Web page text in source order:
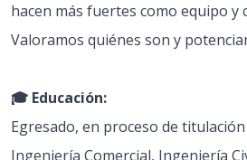
hacen más fuertes como equipo y
Valoramos quiénes son y
🎓 Educación:
Egresado, en proceso de
Ingeniería Comercial, Ingeniería